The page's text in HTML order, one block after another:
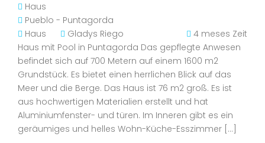
Haus
Pueblo - Puntagorda
Haus
Gladys Riego
4 meses Zeit
Haus mit Pool in Puntagorda Das gepflegte Anwesen
befindet sich auf 700 Metern auf einem 1600 m2
Grundstück. Es bietet einen herrlichen Blick auf das
Meer und die Berge. Das Haus ist 76 m2 groß. Es ist
aus hochwertigen Materialien erstellt und hat
Aluminiumfenster- und türen. Im Inneren gibt es ein
geräumiges und helles Wohn-Küche-Esszimmer […]